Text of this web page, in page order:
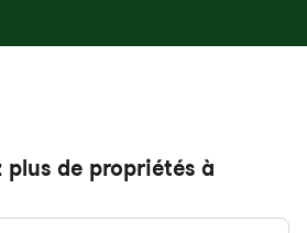
plus de propriétés à